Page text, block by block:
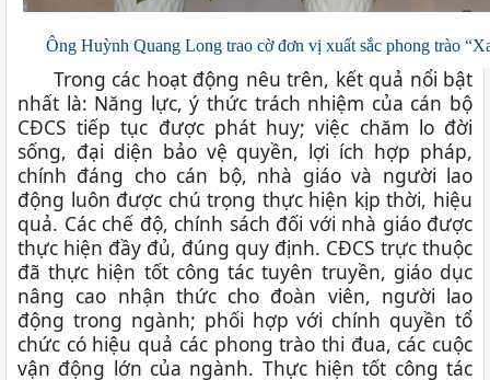
Ông Huỳnh Quang Long trao cờ đơn vị xuất sắc phong trào
Trong các hoạt động nêu trên, kết quả nổi bật
nhất là: Năng lực, ý thức trách nhiệm của cán bộ
CĐCS tiếp tục được phát huy; việc chăm lo đời
sống, đại diện bảo vệ quyền, lợi ích hợp pháp,
chính đáng cho cán bộ, nhà giáo và người lao
động luôn được chú trọng thực hiện kịp thời, hiệu
quả. Các chế độ, chính sách đối với nhà giáo được
thực hiện đầy đủ, đúng quy định. CĐCS trực thuộc
đã thực hiện tốt công tác tuyên truyền, giáo dục
nâng cao nhận thức cho đoàn viên, người lao
động trong ngành; phối hợp với chính quyền tổ
chức có hiệu quả các phong trào thi đua, các cuộc
vận động lớn của ngành. Thực hiện tốt công tác